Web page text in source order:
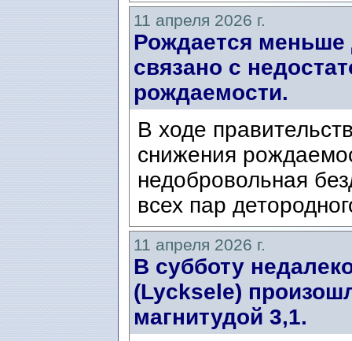
11 апреля 2026 г.
Рождается меньше
связано с
рождаемости.
В ходе
снижения
недобровольная
всех пар
11 апреля 2026 г.
В субботу
(Lycksele)
магнитудой 3,1.